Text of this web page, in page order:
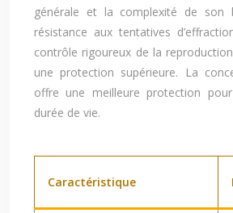
générale et la complexité de son
résistance aux tentatives
contrôle rigoureux de la
une protection supérieure. La
offre une meilleure protection
durée de vie.
Caractéristique